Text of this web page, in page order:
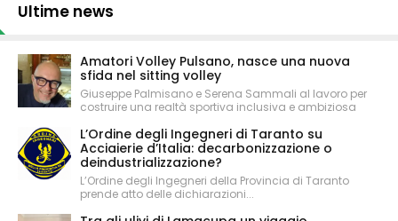
Ultime news
Amatori Volley Pulsano, nasce una nuova
sfida nel sitting volley
Giuseppe Palmisano e Serena Sammali al lavoro per
costruire una realtà sportiva inclusiva e ambiziosa
L’Ordine degli Ingegneri di Taranto su
Acciaierie d’Italia: decarbonizzazione o
deindustrializzazione?
L’Ordine degli Ingegneri della Provincia di Taranto
prende atto delle dichiarazioni...